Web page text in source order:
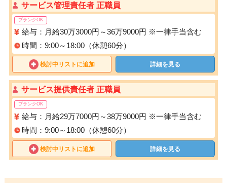
サービス管理責任者 正職員
ブランクOK
給与：月給30万3000円～36万9000円 ※一律手当含む
時間：9:00～18:00（休憩60分）
検討中リストに追加 詳細を見る
サービス提供責任者 正職員
ブランクOK
給与：月給29万7000円～38万9000円 ※一律手当含む
時間：9:00～18:00（休憩60分）
検討中リストに追加 詳細を見る